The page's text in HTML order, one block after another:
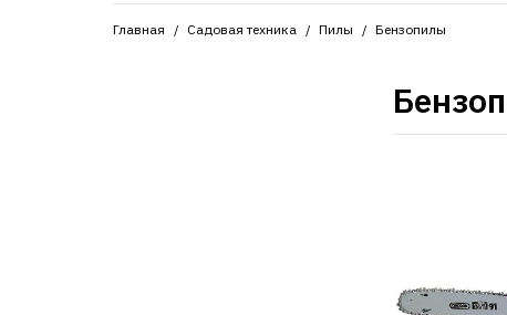
Главная Садовая техника Пилы Бензопилы